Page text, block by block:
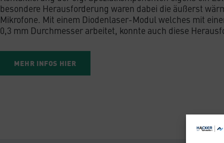
besondere Herausforderung waren dabei die äußerst
Mikrofone. Mit einem Diodenlaser-Modul welches mit
0,3 mm Durchmesser arbeitet, konnte auch diese
MEHR INFOS HIER